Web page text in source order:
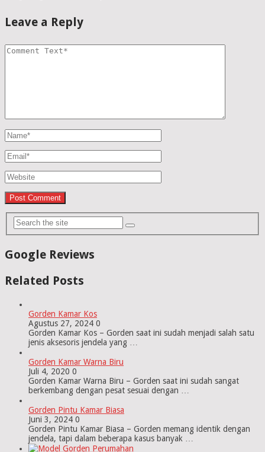
Leave a Reply
Google Reviews
Related Posts
Gorden Kamar Kos
Agustus 27, 2024 0
Gorden Kamar Kos – Gorden saat ini sudah menjadi salah satu
jenis aksesoris jendela yang …
Gorden Kamar Warna Biru
Juli 4, 2020 0
Gorden Kamar Warna Biru – Gorden saat ini sudah sangat
berkembang dengan pesat sesuai dengan …
Gorden Pintu Kamar Biasa
Juni 3, 2024 0
Gorden Pintu Kamar Biasa – Gorden memang identik dengan
jendela, tapi dalam beberapa kasus banyak …